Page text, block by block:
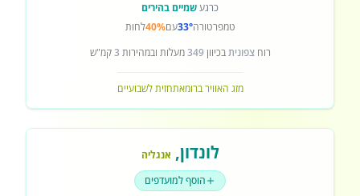
כרגעשמיים בהירים
טמפרטורה33°עם40%לחות
רוחצפוניתבכיוון349מעלות ובמהירות 3קמ"ש
מזג האוויר ברומאתחזית לשבועיים
לונדון, אנגליה
הוסף למועדפים